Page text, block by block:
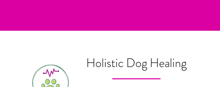
Holistic Dog Healing